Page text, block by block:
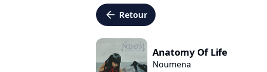
arrow_left Retour
Anatomy Of Life
Noumena